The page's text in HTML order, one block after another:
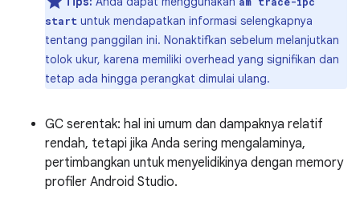
start untuk mendapatkan informasi selengkapnya
tentang panggilan ini. Nonaktifkan sebelum melanjutkan
tolok ukur, karena memiliki overhead yang signifikan dan
tetap ada hingga perangkat dimulai ulang.
GC serentak: hal ini umum dan dampaknya relatif
rendah, tetapi jika Anda sering mengalaminya,
pertimbangkan untuk menyelidikinya dengan memory
profiler Android Studio.